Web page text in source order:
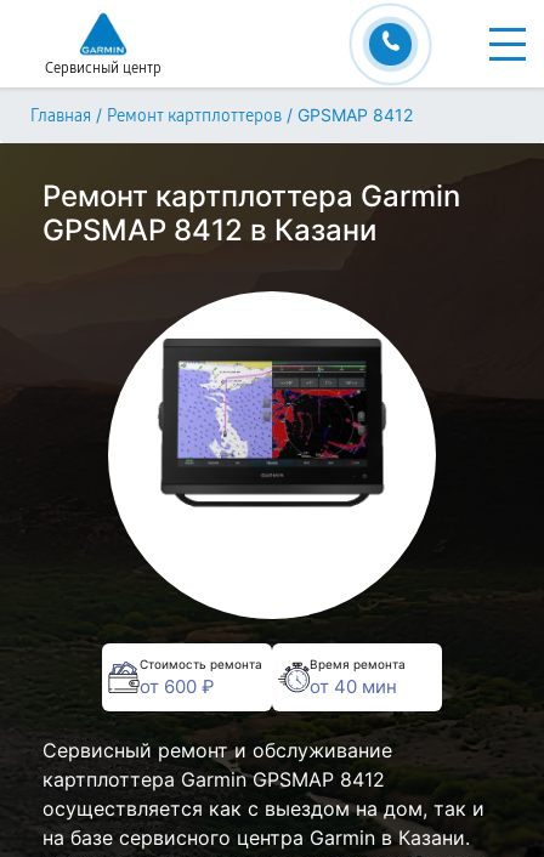
Сервисный центр
Главная / Ремонт картплоттеров / GPSMAP 8412
Ремонт картплоттера Garmin
GPSMAP 8412 в Казани
Стоимость ремонта
от 600 ₽
Время ремонта
от 40 мин
Сервисный ремонт и обслуживание
картплоттера Garmin GPSMAP 8412
осуществляется как с выездом на дом, так и
на базе сервисного центра Garmin в Казани.